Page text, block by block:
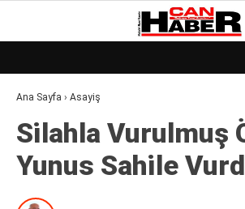
GALERİ
DÜNYA
EKONOMI
GÜNDEM
Ana Sayfa › Asayiş
Si̇lahla Vurulmuş
Yunus Sahi̇le